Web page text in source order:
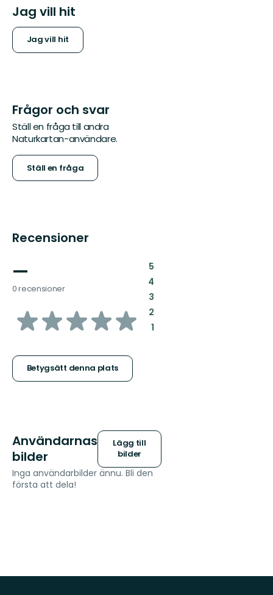
Jag vill hit
Jag vill hit
Frågor och svar
Ställ en fråga till andra
Naturkartan-användare.
Ställ en fråga
Recensioner
—
0 recensioner
av
stjärnor
Betygsätt denna plats
5:
4:
3:
2:
1:
Användarnas
bilder
Lägg till
bilder
Inga användarbilder ännu. Bli den
första att dela!